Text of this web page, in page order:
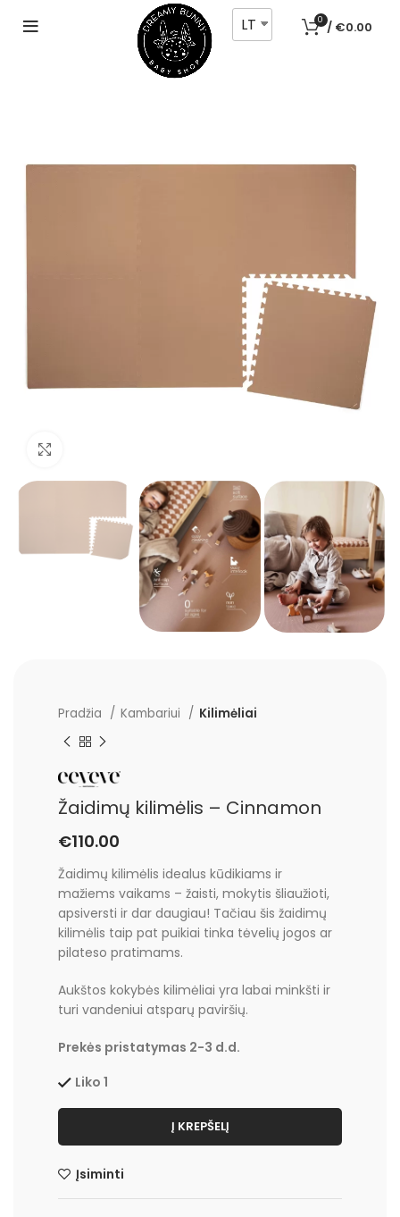
LT 0 / €0.00
Pradžia Kambariui Kilimėliai
Žaidimų kilimėlis – Cinnamon
€110.00
Žaidimų kilimėlis idealus kūdikiams ir
mažiems vaikams – žaisti, mokytis šliaužioti,
apsiversti ir dar daugiau! Tačiau šis žaidimų
kilimėlis taip pat puikiai tinka tėvelių jogos ar
pilateso pratimams.
Aukštos kokybės kilimėliai yra labai minkšti ir
turi vandeniui atsparų paviršių.
Prekės pristatymas 2-3 d.d.
Liko 1
Į KREPŠELĮ
Įsiminti